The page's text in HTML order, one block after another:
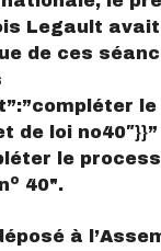
Legault
de ces
de loi no40″}}”
le
o 40 .
à